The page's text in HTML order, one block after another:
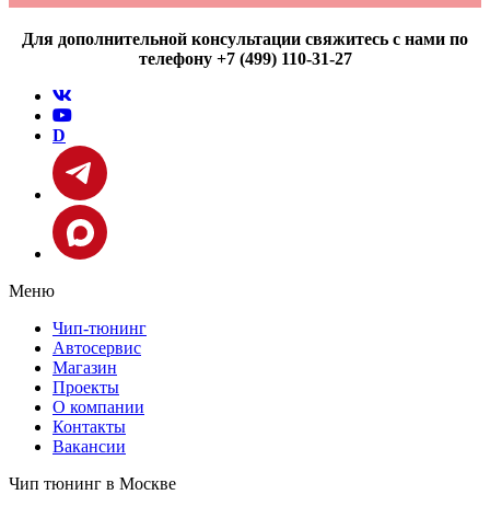
Для дополнительной консультации свяжитесь с нами по
телефону +7 (499) 110-31-27
D
Меню
Чип-тюнинг
Автосервис
Магазин
Проекты
О компании
Контакты
Вакансии
Чип тюнинг в Москве